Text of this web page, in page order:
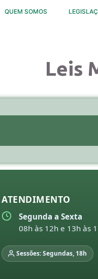
QUEM SOMOS
Leis
ATENDIMENTO
Segunda a Sexta
08h às 12h e 13h às
Sessões: Segundas, 18h